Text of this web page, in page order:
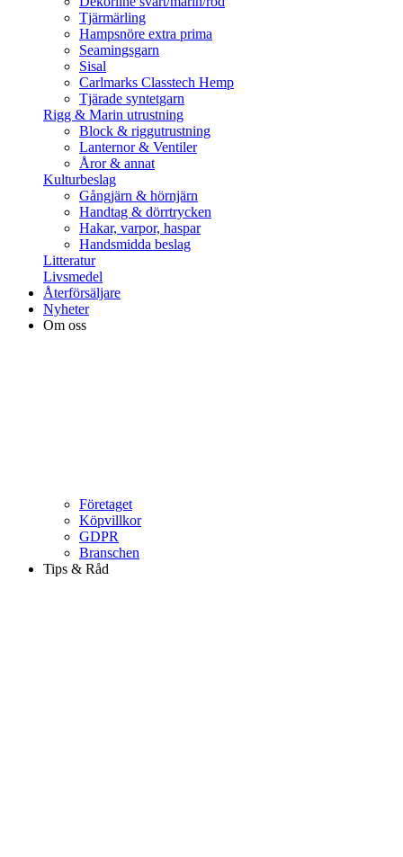
Tjärmärling
Hampsnöre extra prima
Seamingsgarn
Sisal
Carlmarks Classtech Hemp
Tjärade syntetgarn
Rigg & Marin utrustning
Block & riggutrustning
Lanternor & Ventiler
Åror & annat
Kulturbeslag
Gångjärn & hörnjärn
Handtag & dörrtrycken
Hakar, varpor, haspar
Handsmidda beslag
Litteratur
Livsmedel
Återförsäljare
Nyheter
Om oss
Företaget
Köpvillkor
GDPR
Branschen
Tips & Råd